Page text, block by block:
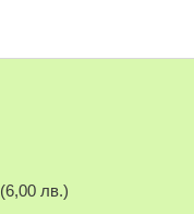
лв.)